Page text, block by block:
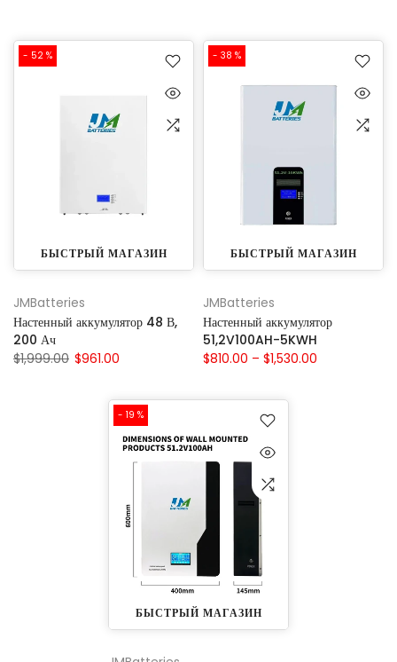
- 52 %
БЫСТРЫЙ МАГАЗИН
JMBatteries
Настенный аккумулятор 48 В,
200 Ач
$1,999.00 $961.00
- 38 %
БЫСТРЫЙ МАГАЗИН
JMBatteries
Настенный аккумулятор
51,2V100AH-5KWH
$810.00 – $1,530.00
- 19 %
БЫСТРЫЙ МАГАЗИН